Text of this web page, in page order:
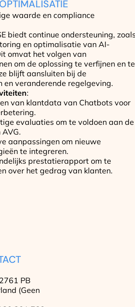
OPTIMALISATIE
waarde en compliance
biedt continue ondersteuning,
en optimalisatie van AI-
omvat het volgen van
om de oplossing te verfijnen en te
blijft aansluiten bij de
en veranderende regelgeving.
:
van klantdata van Chatbots voor
evaluaties om te voldoen aan de
aanpassingen om nieuwe
te integreren.
prestatierapport om te
over het gedrag van klanten.
PB
(Geen